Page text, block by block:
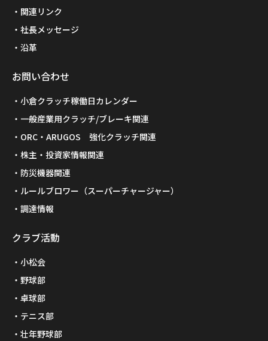
関連リンク
社長メッセージ
沿革
お問い合わせ
小倉クラッチ稼働日カレンダー
一般産業用クラッチ/ブレーキ関連
ORC・ARUGOS 強化クラッチ関連
株主・投資家情報関連
防災機器関連
ルールブロワー（スーパーチャージャー）
調達情報
クラブ活動
小松会
野球部
卓球部
テニス部
壮年野球部